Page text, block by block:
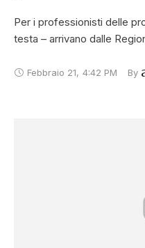
Per i professionisti delle
testa – arrivano dalle
Febbraio 21, 4:42 PM By